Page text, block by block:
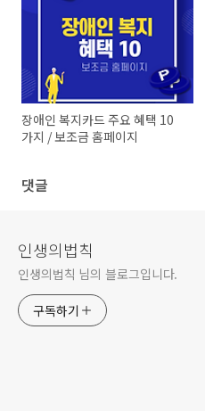
장애인 복지카드 주요 혜택 10
가지 / 보조금 홈페이지
댓글
인생의법칙
인생의법칙 님의 블로그입니다.
구독하기